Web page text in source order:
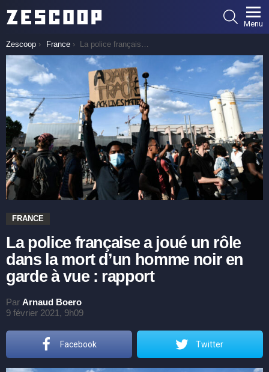
SEARCH
Menu
You are here:
Zescoop France La police française a joué un rôle dans la mort d’un homme noir en garde à vue : rapport
FRANCE
La police française a joué un rôle
dans la mort d’un homme noir en
garde à vue : rapport
Par Arnaud Boero
9 février 2021, 9h09
Facebook Twitter